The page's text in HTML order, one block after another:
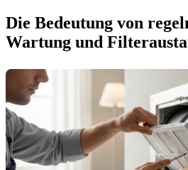
Die Bedeutung von
Wartung und